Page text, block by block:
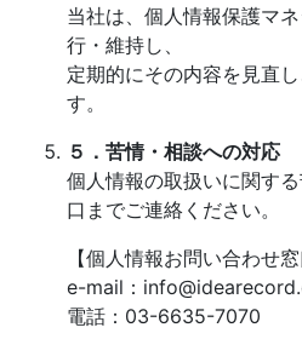
当社は、個人情報保護マ
行・維持し、
定期的にその内容を見直
す。
５．苦情・相談への対応
個人情報の取扱いに関す
口までご連絡ください。
【個人情報お問い合わせ窓
e-mail：
電話：03-6635-7070